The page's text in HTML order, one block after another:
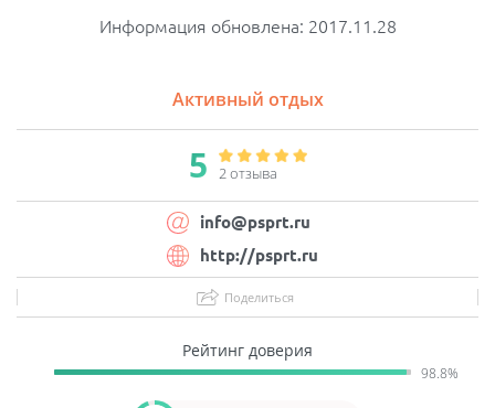
Информация обновлена: 2017.11.28
Активный отдых
5 2 отзывa
info@psprt.ru
http://psprt.ru
Поделиться
Рейтинг доверия
98.8%